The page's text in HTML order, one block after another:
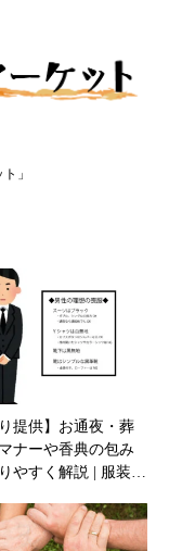
」
提供】お通夜・葬
ナーや香典の包み
やすく解説 | 服装…